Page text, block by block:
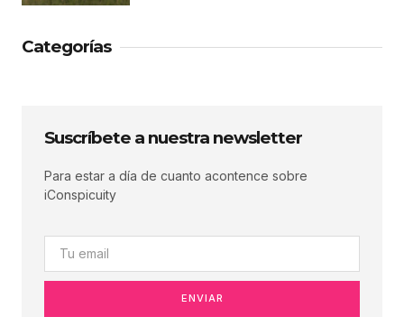
Categorías
Suscríbete a nuestra newsletter
Para estar a día de cuanto acontence sobre
iConspicuity
ENVIAR